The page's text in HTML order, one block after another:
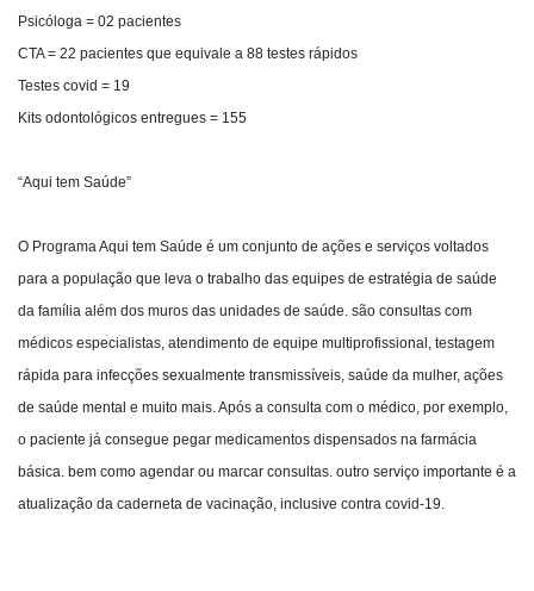
Psicóloga = 02 pacientes
CTA = 22 pacientes que equivale a 88 testes rápidos
Testes covid = 19
Kits odontológicos entregues = 155
“Aqui tem Saúde”
O Programa Aqui tem Saúde é um conjunto de ações e serviços voltados
para a população que leva o trabalho das equipes de estratégia de saúde
da família além dos muros das unidades de saúde. são consultas com
médicos especialistas, atendimento de equipe multiprofissional, testagem
rápida para infecções sexualmente transmissíveis, saúde da mulher, ações
de saúde mental e muito mais. Após a consulta com o médico, por exemplo,
o paciente já consegue pegar medicamentos dispensados na farmácia
básica. bem como agendar ou marcar consultas. outro serviço importante é a
atualização da caderneta de vacinação, inclusive contra covid-19.